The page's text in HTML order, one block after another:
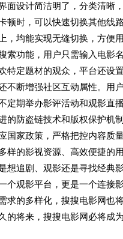
面设计简洁明了，分类清晰
顿时，可以快速切换其他
，均能实现无缝切换，方便
索功能，用户只需输入电
特定题材的观众，平台还设
不断增强社区互动属性。
定期举办影评活动和观影直
的防盗链技术和版权保护机
国家政策，严格把控内容质
样的影视资源、高效便捷
想追剧、观影还是寻找经典
个观影平台，更是一个连接
求的多样化，搜搜电影网也
的将来，搜搜电影网必将成